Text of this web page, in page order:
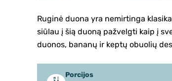
Ruginė duona yra nemirtinga
siūlau į šią duoną pažvelgti kaip į
duonos, bananų ir keptų obuolių
Porcijos